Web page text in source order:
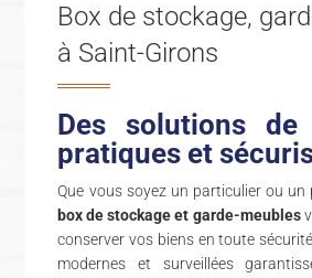
Box de stockage,
à Saint-Girons
Des solutions de
pratiques et
Que vous soyez un particulier ou un
box de stockage et garde-meubles
conserver vos biens en toute
modernes et surveillées